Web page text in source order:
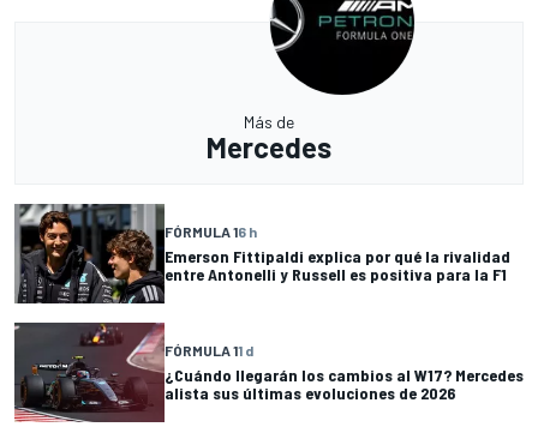
Más de
Mercedes
FÓRMULA 16 h
Emerson Fittipaldi explica por qué la rivalidad
entre Antonelli y Russell es positiva para la F1
FÓRMULA 11 d
¿Cuándo llegarán los cambios al W17? Mercedes
alista sus últimas evoluciones de 2026